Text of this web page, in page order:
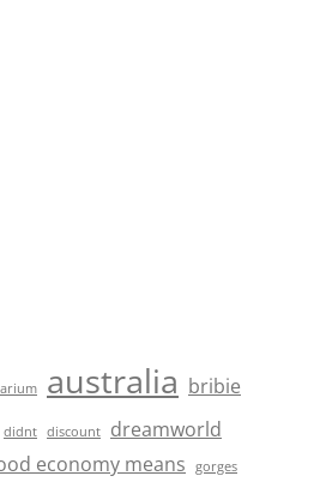
australia bribie
didnt discount dreamworld
economy means gorges